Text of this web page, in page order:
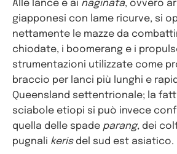
Alle lance e ai naginata, ovvero
giapponesi con lame ricurve, si
nettamente le mazze da
chiodate, i boomerang e i
strumentazioni utilizzate come
braccio per lanci più lunghi e
Queensland settentrionale; la
sciabole etiopi si può invece
quella delle spade parang, dei
pugnali kerisdel sud est asiatico.